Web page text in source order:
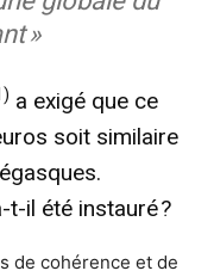
»
a exigé que ce
soit similaire
t-il été instauré ?
de cohérence et de